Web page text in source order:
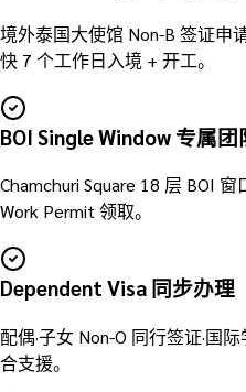
境外泰国大使馆 Non-B 签证申
快 7 个工作日入境 + 开工。
BOI Single Window 专属团
Chamchuri Square 18 层 BOI
Work Permit 领取。
Dependent Visa 同步办理
配偶·子女 Non-O 同行签证·国
合支援。